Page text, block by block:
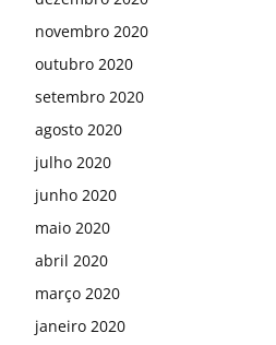
novembro 2020
outubro 2020
setembro 2020
agosto 2020
julho 2020
junho 2020
maio 2020
abril 2020
março 2020
janeiro 2020